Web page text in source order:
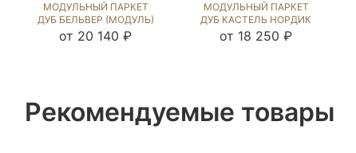
МОДУЛЬНЫЙ ПАРКЕТ
ДУБ БЕЛЬВЕР (МОДУЛЬ)
НОРДИК NEW (BRUSHED)
от 20 140 ₽
МОДУЛЬНЫЙ ПАРКЕТ
ДУБ КАСТЕЛЬ НОРДИК
NEW (BRUSHED) 125326
от 18 250 ₽
Рекомендуемые товары